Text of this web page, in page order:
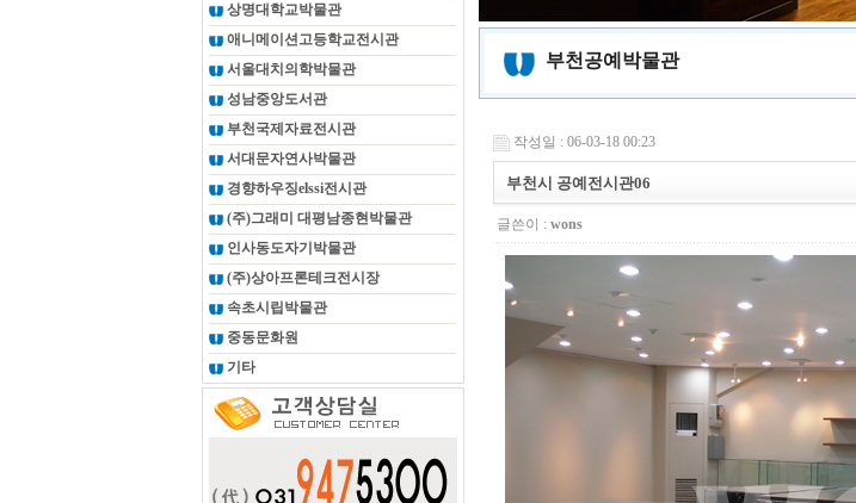
상명대학교박물관
애니메이션고등학교전시관
서울대치의학박물관
성남중앙도서관
부천국제자료전시관
서대문자연사박물관
경향하우징elssi전시관
(주)그래미 대평남종현박물관
인사동도자기박물관
(주)상아프론테크전시장
속초시립박물관
중동문화원
기타
부천공예박물관
작성일 : 06-03-18 00:23
부천시 공예전시관06
글쓴이 : wons